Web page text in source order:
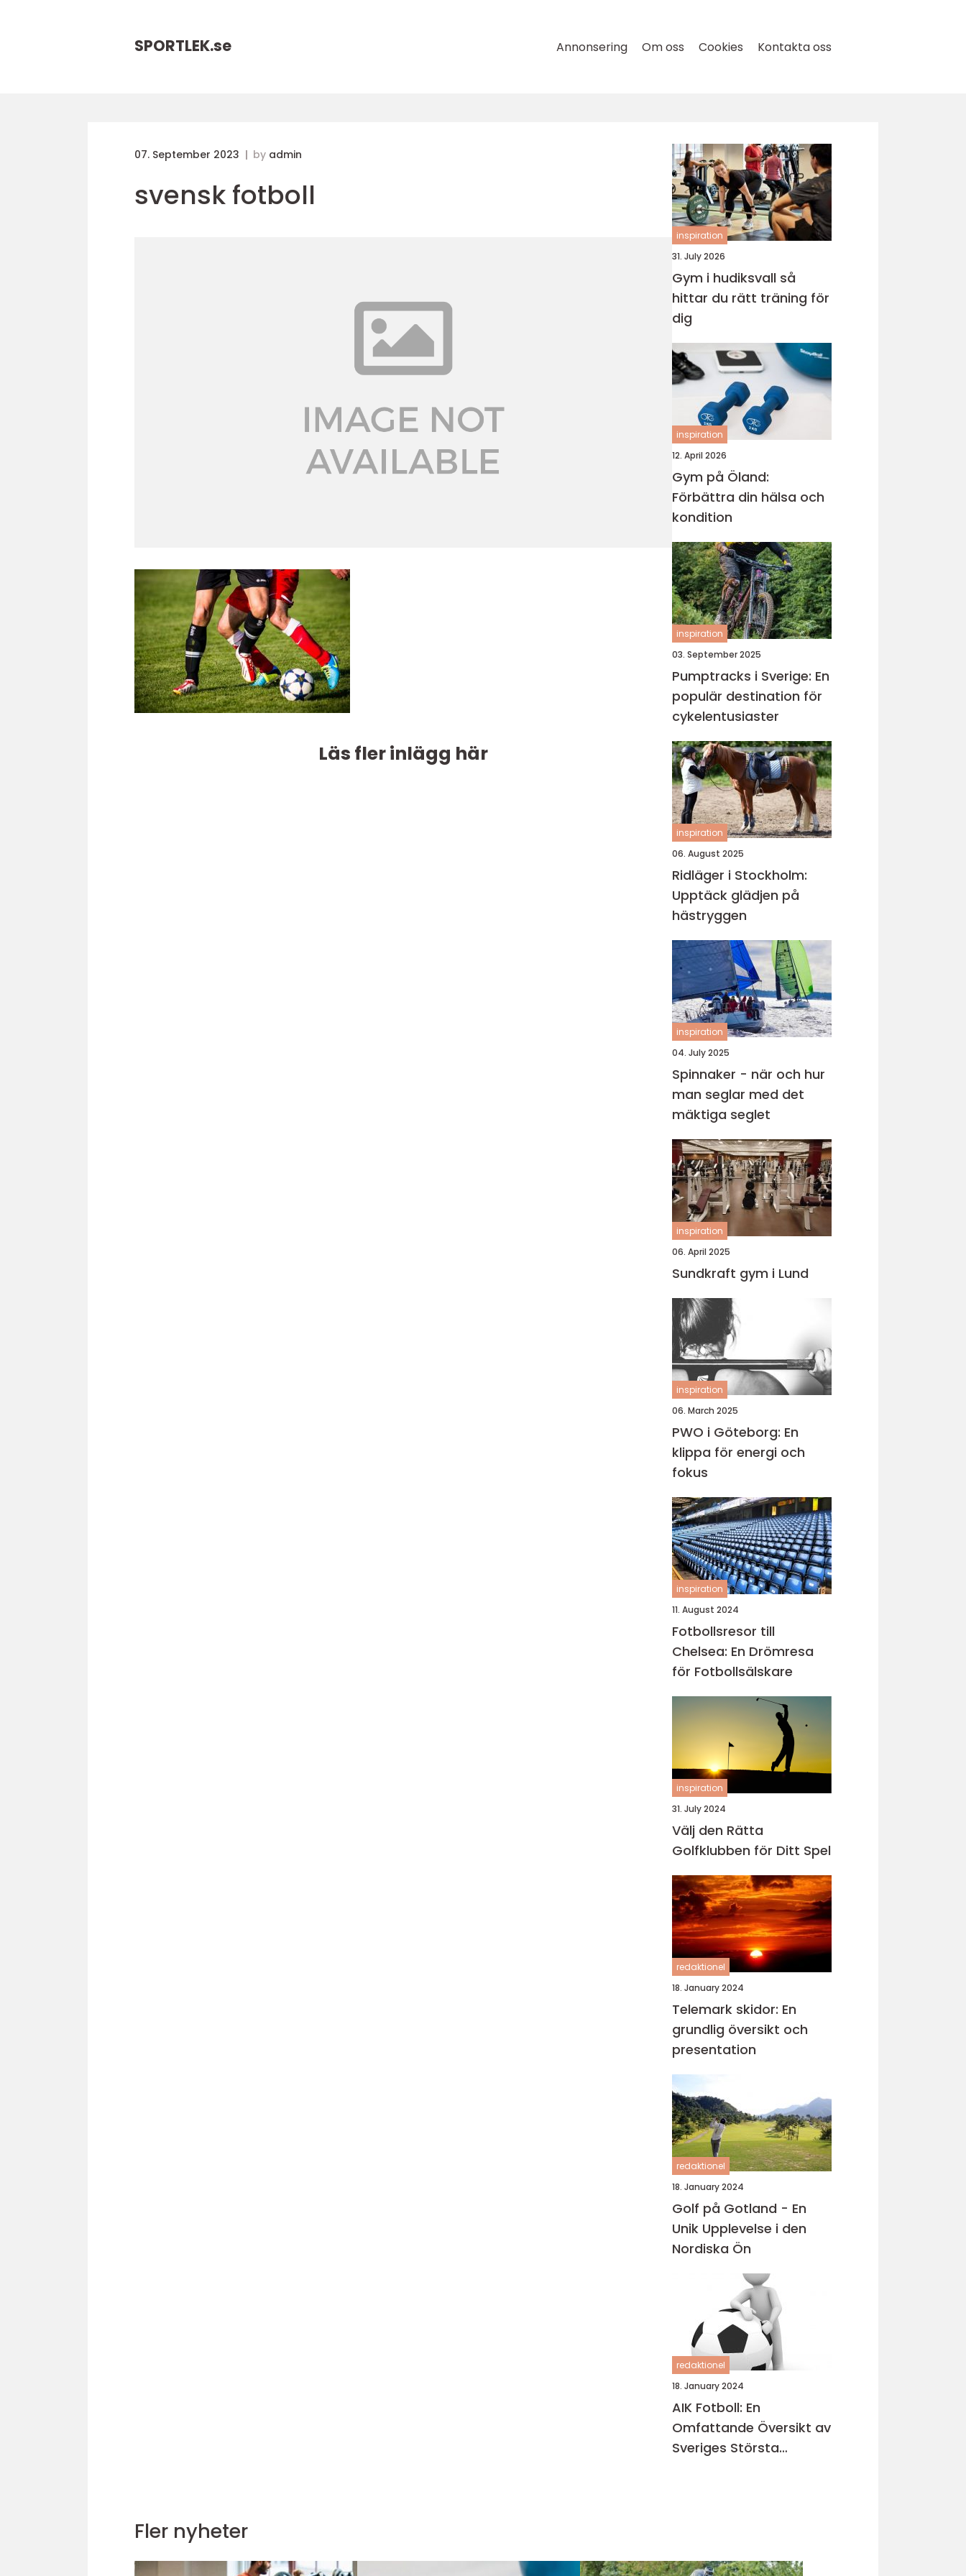
SPORTLEK.se Annonsering Om oss Cookies Kontakta oss
07. September 2023 by admin
svensk fotboll
Läs fler inlägg här
inspiration
31. July 2026
Gym i hudiksvall så
hittar du rätt träning för
dig
inspiration
12. April 2026
Gym på Öland:
Förbättra din hälsa och
kondition
inspiration
03. September 2025
Pumptracks i Sverige: En
populär destination för
cykelentusiaster
inspiration
06. August 2025
Ridläger i Stockholm:
Upptäck glädjen på
hästryggen
inspiration
04. July 2025
Spinnaker - när och hur
man seglar med det
mäktiga seglet
inspiration
06. April 2025
Sundkraft gym i Lund
inspiration
06. March 2025
PWO i Göteborg: En
klippa för energi och
fokus
inspiration
11. August 2024
Fotbollsresor till
Chelsea: En Drömresa
för Fotbollsälskare
inspiration
31. July 2024
Välj den Rätta
Golfklubben för Ditt Spel
redaktionel
18. January 2024
Telemark skidor: En
grundlig översikt och
presentation
redaktionel
18. January 2024
Golf på Gotland - En
Unik Upplevelse i den
Nordiska Ön
redaktionel
18. January 2024
AIK Fotboll: En
Omfattande Översikt av
Sveriges Största
Fler nyheter